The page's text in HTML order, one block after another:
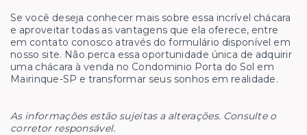
Se você deseja conhecer mais sobre essa incrível chácara
e aproveitar todas as vantagens que ela oferece, entre
em contato conosco através do formulário disponível em
nosso site. Não perca essa oportunidade única de adquirir
uma chácara à venda no Condominio Porta do Sol em
Mairinque-SP e transformar seus sonhos em realidade.
As informações estão sujeitas a alterações. Consulte o
corretor responsável.